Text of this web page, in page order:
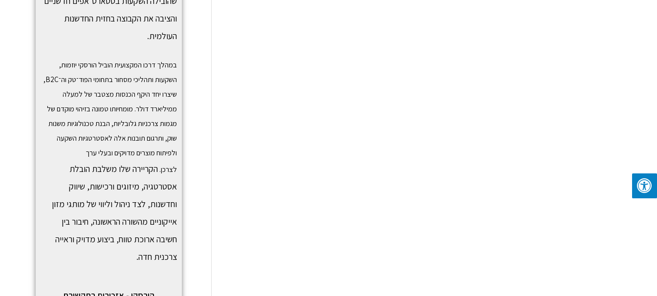
והציבה את הקבוצה בחזית החדשנות
העולמית.
במהלך דרכו המקצועית הוביל הורסקי יוזמות,
השקעות ותהליכי מסחור בתחומי הפוד־טק וה־B2C,
שיצרו יחד היקף הכנסות מצטבר של למעלה
ממיליארד דולר. מומחיותו טמונה בזיהוי מוקדם של
מגמות צרכניות גלובליות, הבנת טכנולוגיות משנות
שוק, ותרגום תובנות אלה לאסטרטגיות השקעה
ולפיתוח מוצרים מדויקים ובעלי ערך
לצרכן. הקריירה שלו משלבת הובלת
אסטרטגיה, מיזוגים ורכישות, שיווק
וחדשנות, לצד ניהול וליווי של מותגי מזון
אייקוניים מהשורה הראשונה, חיבור בין
חשיבה ארוכת טווח, ביצוע מדויק וראייה
צרכנית חדה.